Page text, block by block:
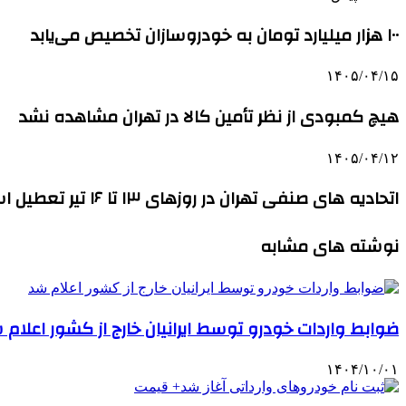
۱۰۰ هزار میلیارد تومان به خودروسازان تخصیص می‌یابد
۱۴۰۵/۰۴/۱۵
هیچ کمبودی از نظر تأمین کالا در تهران مشاهده نشد
۱۴۰۵/۰۴/۱۲
اتحادیه های صنفی تهران در روزهای ۱۳ تا ۱۶ تیر تعطیل است
نوشته های مشابه
ضوابط واردات خودرو توسط ایرانیان خارج از کشور
۱۴۰۴/۱۰/۰۱